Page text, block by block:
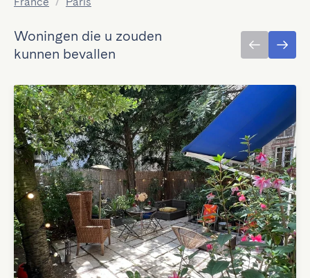
Woningen die u zouden
kunnen bevallen